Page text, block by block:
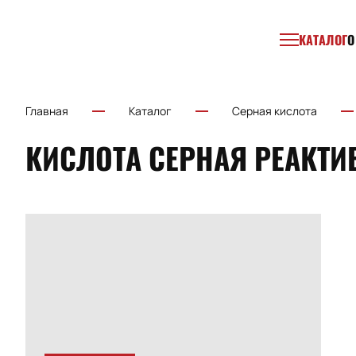
КАТАЛОГ
Главная Каталог Серная кислота
КИСЛОТА СЕРНАЯ